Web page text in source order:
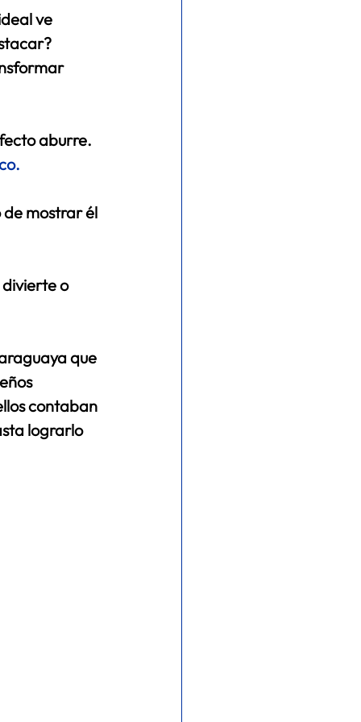
ve
aburre.
.
de mostrar él
o
que
contaban
lograrlo